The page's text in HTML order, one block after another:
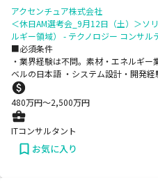
アクセンチュア株式会社
＜休日AM選考会_9月12日（土）＞ソ
ルギー領域） - テクノロジー コンサル
■必須条件
・業界経験は不問。素材・エネルギ
ベルの日本語 ・システム設計・開発経
480万円〜2,500万円
ITコンサルタント
お気に入り